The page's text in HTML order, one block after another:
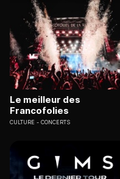
Le meilleur des
Francofolies
CULTURE CONCERTS